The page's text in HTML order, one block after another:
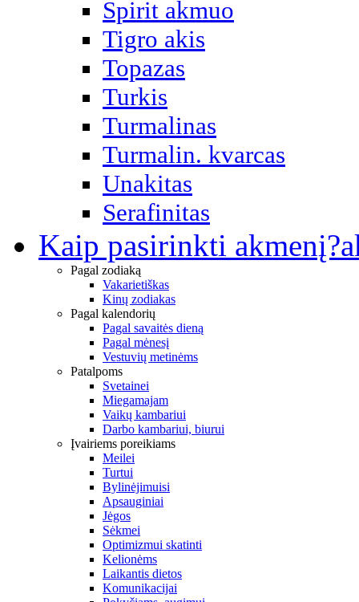
Spirit akmuo
Tigro akis
Topazas
Turkis
Turmalinas
Turmalin. kvarcas
Unakitas
Serafinitas
Kaip pasirinkti akmenį?
Pagal zodiaką
Vakarietiškas
Kinų zodiakas
Pagal kalendorių
Pagal savaitės dieną
Pagal mėnesį
Vestuvių metinėms
Patalpoms
Svetainei
Miegamajam
Vaikų kambariui
Darbo kambariui, biurui
Įvairiems poreikiams
Meilei
Turtui
Bylinėjimuisi
Apsauginiai
Jėgos
Sėkmei
Optimizmui skatinti
Kelionėms
Laikantis dietos
Komunikacijai